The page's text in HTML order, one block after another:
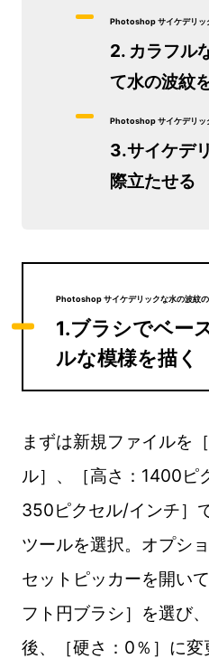
Photoshop サイケデリッ
2. カラフル
て水の波紋
Photoshop サイケデリッ
3.サイケデ
際立たせる
Photoshop サイケデリックな水の波紋
1.ブラシでベー
ルな模様を描く
まずは新規ファイルを
ル］、［高さ：1400ピ
350ピクセル/インチ］
ツールを選択。オプシ
セットピッカーを開い
フト円ブラシ］を選び
後、［硬さ：0％］に変